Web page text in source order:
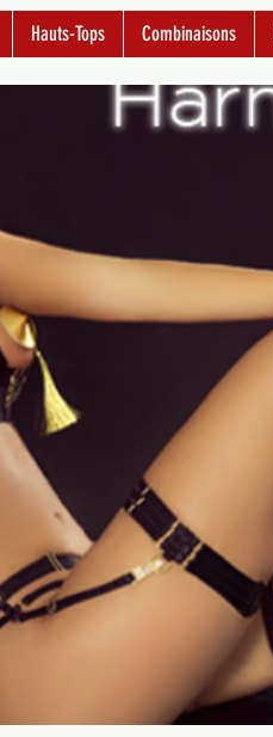
Hauts-Tops Combinaisons